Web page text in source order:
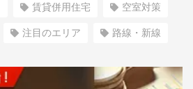
賃貸併用住宅 空室対策
注目のエリア 路線・新線